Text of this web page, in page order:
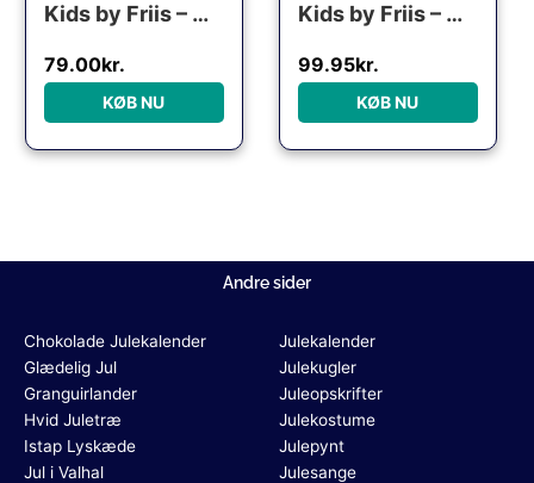
Kids by Friis – Mini snekugle “Den standhaftige tinsoldat”
79.00kr.
KØB NU
Kids by Friis – Mini snekugle “Isbjørn”
99.95kr.
KØB NU
Andre sider
Chokolade Julekalender
Glædelig Jul
Granguirlander
Hvid Juletræ
Istap Lyskæde
Jul i Valhal
Julekalender
Julekugler
Juleopskrifter
Julekostume
Julepynt
Julesange